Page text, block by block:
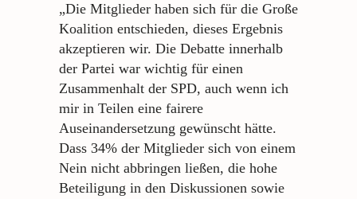
„Die Mitglieder haben sich für die Große
Koalition entschieden, dieses Ergebnis
akzeptieren wir. Die Debatte innerhalb
der Partei war wichtig für einen
Zusammenhalt der SPD, auch wenn ich
mir in Teilen eine fairere
Auseinandersetzung gewünscht hätte.
Dass 34% der Mitglieder sich von einem
Nein nicht abbringen ließen, die hohe
Beteiligung in den Diskussionen sowie